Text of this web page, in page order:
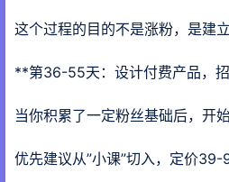
这个过程的目的不是涨粉，是建
**第36-55天：设计付费产品，
当你积累了一定粉丝基础后，开
优先建议从”小课”切入，定价39-